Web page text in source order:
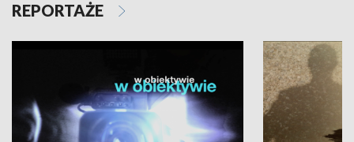
REPORTAŻE